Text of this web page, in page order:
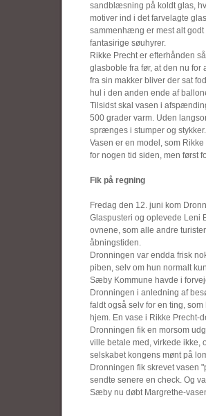
sandblæsning på koldt glas,
motiver ind i det farvelagte
sammenhæng er mest alt godt
fantasirige søuhyrer.
Rikke Precht er efterhånden
glasboble fra før, at den nu
fra sin makker bliver der sat
hul i den anden ende af
Tilsidst skal vasen i
500 grader varm. Uden
sprænges i stumper og stykker.
Vasen er en model, som
for nogen tid siden, men først
Fik på regning
Fredag den 12. juni kom
Glaspusteri og oplevede Leni
ovnene, som alle andre
åbningstiden.
Dronningen var endda frisk
piben, selv om hun normalt
Sæby Kommune havde i
Dronningen i anledning af
faldt også selv for en ting,
hjem. En vase i Rikke Precht-
Dronningen fik en morsom
ville betale med, virkede ikke,
selskabet kongens mønt på
Dronningen fik skrevet vasen
sendte senere en check. Og
Sæby nu døbt Margrethe-